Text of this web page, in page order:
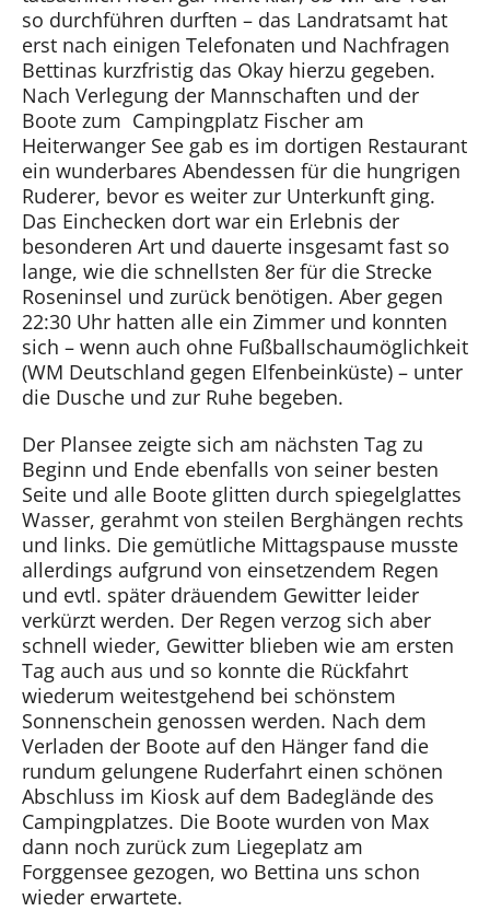
so durchführen durften – das Landratsamt hat
erst nach einigen Telefonaten und Nachfragen
Bettinas kurzfristig das Okay hierzu gegeben.
Nach Verlegung der Mannschaften und der
Boote zum Campingplatz Fischer am
Heiterwanger See gab es im dortigen Restaurant
ein wunderbares Abendessen für die hungrigen
Ruderer, bevor es weiter zur Unterkunft ging.
Das Einchecken dort war ein Erlebnis der
besonderen Art und dauerte insgesamt fast so
lange, wie die schnellsten 8er für die Strecke
Roseninsel und zurück benötigen. Aber gegen
22:30 Uhr hatten alle ein Zimmer und konnten
sich – wenn auch ohne Fußballschaumöglichkeit
(WM Deutschland gegen Elfenbeinküste) – unter
die Dusche und zur Ruhe begeben.
Der Plansee zeigte sich am nächsten Tag zu
Beginn und Ende ebenfalls von seiner besten
Seite und alle Boote glitten durch spiegelglattes
Wasser, gerahmt von steilen Berghängen rechts
und links. Die gemütliche Mittagspause musste
allerdings aufgrund von einsetzendem Regen
und evtl. später dräuendem Gewitter leider
verkürzt werden. Der Regen verzog sich aber
schnell wieder, Gewitter blieben wie am ersten
Tag auch aus und so konnte die Rückfahrt
wiederum weitestgehend bei schönstem
Sonnenschein genossen werden. Nach dem
Verladen der Boote auf den Hänger fand die
rundum gelungene Ruderfahrt einen schönen
Abschluss im Kiosk auf dem Badeglände des
Campingplatzes. Die Boote wurden von Max
dann noch zurück zum Liegeplatz am
Forggensee gezogen, wo Bettina uns schon
wieder erwartete.